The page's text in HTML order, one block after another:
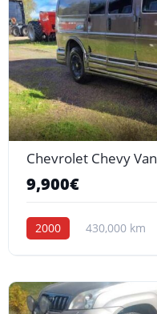
Chevrolet Chevy Van
9,900€
2000 430,000 km